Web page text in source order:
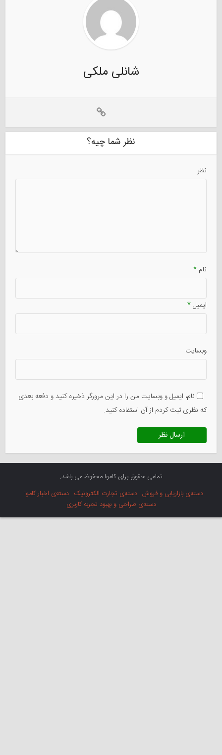
شانلی ملکی
نظر شما چیه؟
نظر
نام*
ایمیل*
وبسایت
نام، ایمیل و وبسایت من را در این مرورگر ذخیره کنید و دفعه بعدی
که نظری ثبت کردم از آن استفاده کنید.
تمامی حقوق برای کاموا محفوظ می باشد.
دسته‌ی بازاریابی و فروش دسته‌ی تجارت الکترونیک دسته‌ی اخبار کاموا
دسته‌ی طراحی و بهبود تجربه کاربری